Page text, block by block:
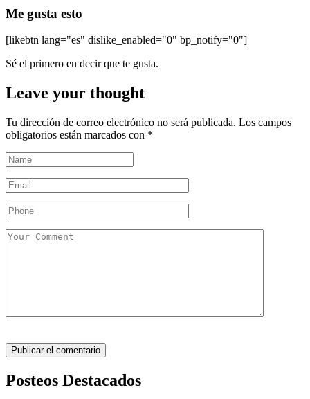
Me gusta esto
[likebtn lang="es" dislike_enabled="0" bp_notify="0"]
Sé el primero en decir que te gusta.
Leave your thought
Tu dirección de correo electrónico no será publicada. Los campos
obligatorios están marcados con *
Posteos Destacados